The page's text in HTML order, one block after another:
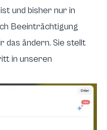
und bisher nur in
Beeinträchtigung
das ändern. Sie stellt
in unseren